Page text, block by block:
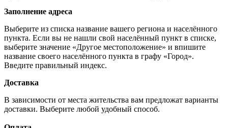
Заполнение адреса
Выберите из списка название вашего региона и населённого
пункта. Если вы не нашли свой населённый пункт в списке,
выберите значение «Другое местоположение» и впишите
название своего населённого пункта в графу «Город».
Введите правильный индекс.
Доставка
В зависимости от места жительства вам предложат варианты
доставки. Выберите любой удобный способ.